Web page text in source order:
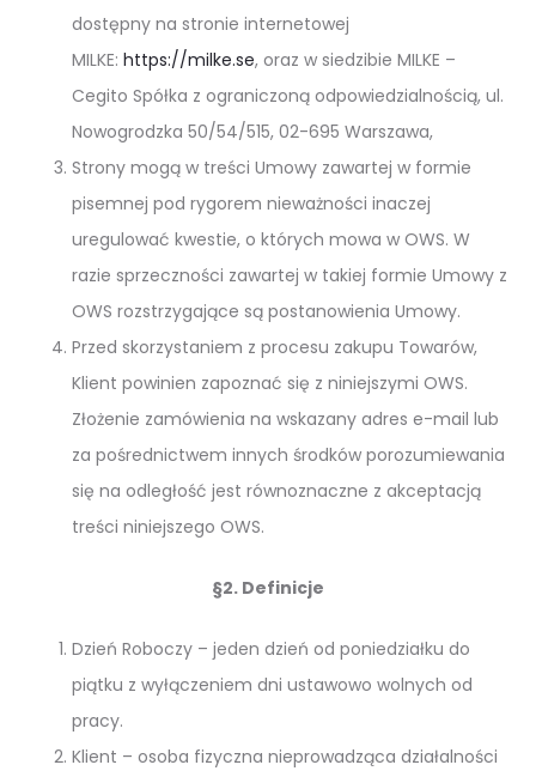
dostępny na stronie internetowej
MILKE: https://milke.se, oraz w siedzibie MILKE –
Cegito Spółka z ograniczoną odpowiedzialnością, ul.
Nowogrodzka 50/54/515, 02-695 Warszawa,
Strony mogą w treści Umowy zawartej w formie
pisemnej pod rygorem nieważności inaczej
uregulować kwestie, o których mowa w OWS. W
razie sprzeczności zawartej w takiej formie Umowy z
OWS rozstrzygające są postanowienia Umowy.
Przed skorzystaniem z procesu zakupu Towarów,
Klient powinien zapoznać się z niniejszymi OWS.
Złożenie zamówienia na wskazany adres e-mail lub
za pośrednictwem innych środków porozumiewania
się na odległość jest równoznaczne z akceptacją
treści niniejszego OWS.
§2. Definicje
Dzień Roboczy – jeden dzień od poniedziałku do
piątku z wyłączeniem dni ustawowo wolnych od
pracy.
Klient – osoba fizyczna nieprowadząca działalności